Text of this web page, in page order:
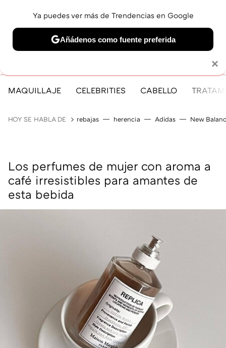
MAQUILLAJE CELEBRITIES CABELLO
HOY SE HABLA DE rebajas herencia Adidas New
Los perfumes de mujer con aroma a
café irresistibles para amantes de
esta bebida
×
Ya puedes ver más de Trendencias en Google
Añádenos como fuente preferida